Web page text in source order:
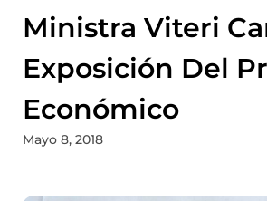
Ministra Viteri
Exposición Del
Económico
Mayo 8, 2018